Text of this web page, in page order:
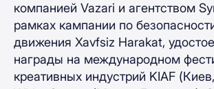
компанией Vazari и агентством
рамках кампании по
движения Xavfsiz Harakat,
награды на международном
креативных индустрий KIAF